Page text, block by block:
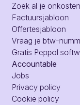
Zoek al je onkosten
Factuursjabloon
Offertesjabloon
Vraag je btw-
Gratis Peppol
Accountable
Jobs
Privacy policy
Cookie policy